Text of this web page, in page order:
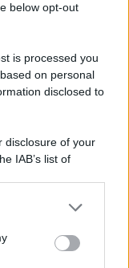
below opt-out
is processed you
on personal
disclosed to
disclosure of your
IAB’s list of
us to third parties
- Testata
N. 8/2020 - RG N.
ALL’ANSO
ONLINE)